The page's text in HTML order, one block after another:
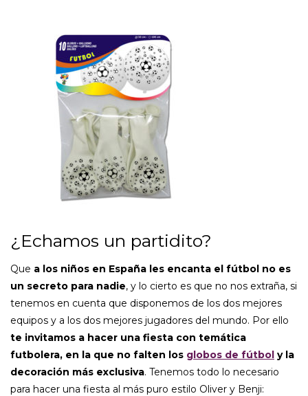
¿Echamos un partidito?
Que a los niños en España les encanta el fútbol no es
un secreto para nadie, y lo cierto es que no nos extraña, si
tenemos en cuenta que disponemos de los dos mejores
equipos y a los dos mejores jugadores del mundo. Por ello
te invitamos a hacer una fiesta con temática
futbolera, en la que no falten los globos de fútbol y la
decoración más exclusiva. Tenemos todo lo necesario
para hacer una fiesta al más puro estilo Oliver y Benji: